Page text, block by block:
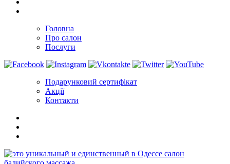
Головна
Про салон
Послуги
Подарунковий сертифікат
Акції
Контакти